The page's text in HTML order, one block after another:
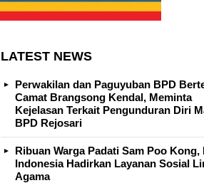
LATEST NEWS
Perwakilan dan Paguyuban BPD
Camat Brangsong Kendal, Meminta
Kejelasan Terkait Pengunduran Diri
BPD Rejosari
Ribuan Warga Padati Sam Poo Kong,
Indonesia Hadirkan Layanan Sosial
Agama